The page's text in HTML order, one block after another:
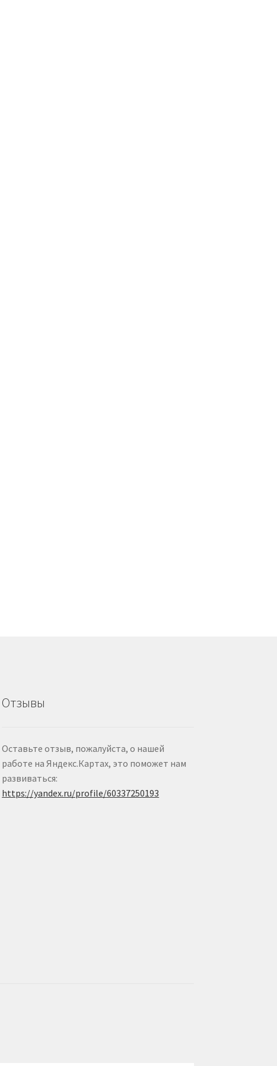
Отзывы
Оставьте отзыв, пожалуйста, о нашей
работе на Яндекс.Картах, это поможет нам
развиваться:
https://yandex.ru/profile/60337250193